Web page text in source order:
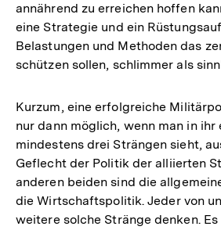
annährend zu erreichen hoffen
eine Strategie und ein
Belastungen und Methoden das
schützen sollen, schlimmer als
Kurzum, eine erfolgreiche
nur dann möglich, wenn man in ihr
mindestens drei Strängen sieht,
Geflecht der Politik der alliierten
anderen beiden sind die
die Wirtschaftspolitik. Jeder von
weitere solche Stränge denken.